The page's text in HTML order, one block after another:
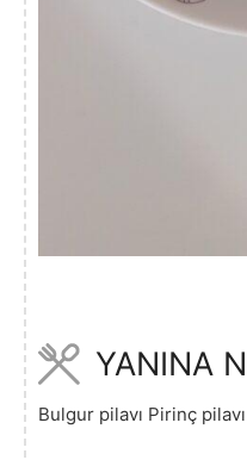
YANINA
Bulgur pilavı Pirinç